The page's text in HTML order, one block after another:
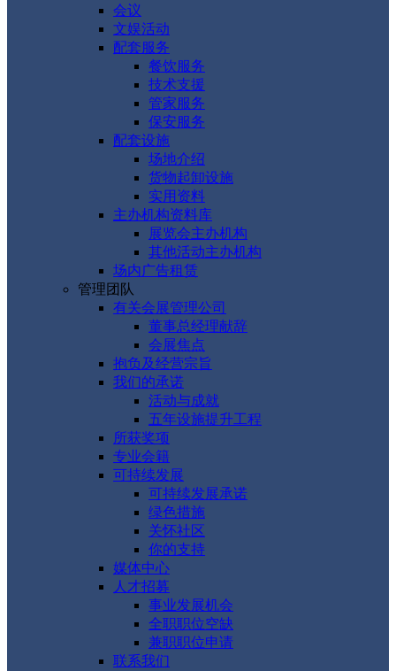
会议
文娱活动
配套服务
餐饮服务
技术支援
管家服务
保安服务
配套设施
场地介绍
货物起卸设施
实用资料
主办机构资料库
展览会主办机构
其他活动主办机构
场内广告租赁
管理团队
有关会展管理公司
董事总经理献辞
会展焦点
抱负及经营宗旨
我们的承诺
活动与成就
五年设施提升工程
所获奖项
专业会籍
可持续发展
可持续发展承诺
绿色措施
关怀社区
你的支持
媒体中心
人才招募
事业发展机会
全职职位空缺
兼职职位申请
联系我们